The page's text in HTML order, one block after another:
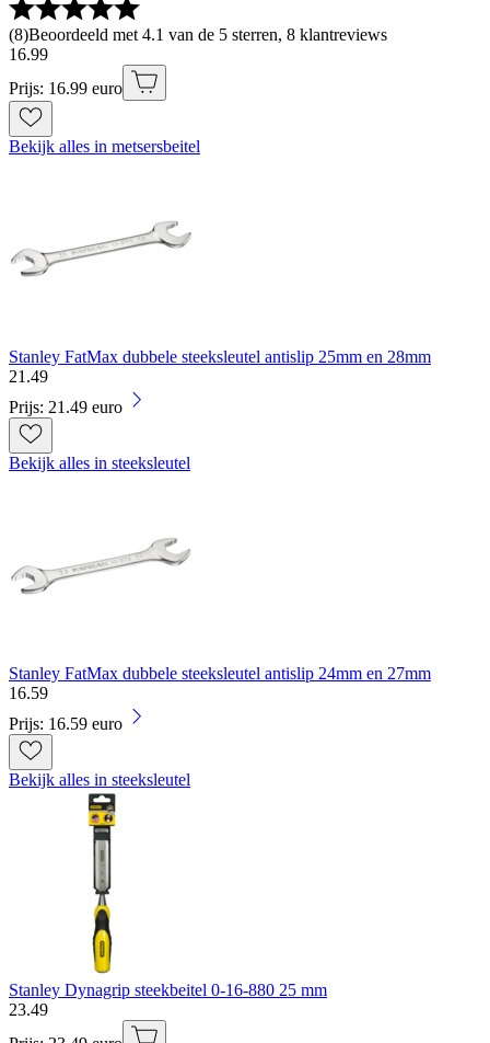
(8)Beoordeeld met 4.1 van de 5 sterren, 8 klantreviews
16.99
Prijs: 16.99 euro
Bekijk alles in metsersbeitel
Stanley FatMax dubbele steeksleutel antislip 25mm en 28mm
21 .49
Prijs: 21.49 euro
Bekijk alles in steeksleutel
Stanley FatMax dubbele steeksleutel antislip 24mm en 27mm
16.59
Prijs: 16.59 euro
Bekijk alles in steeksleutel
Stanley Dynagrip steekbeitel 0-16-880 25 mm
23.49